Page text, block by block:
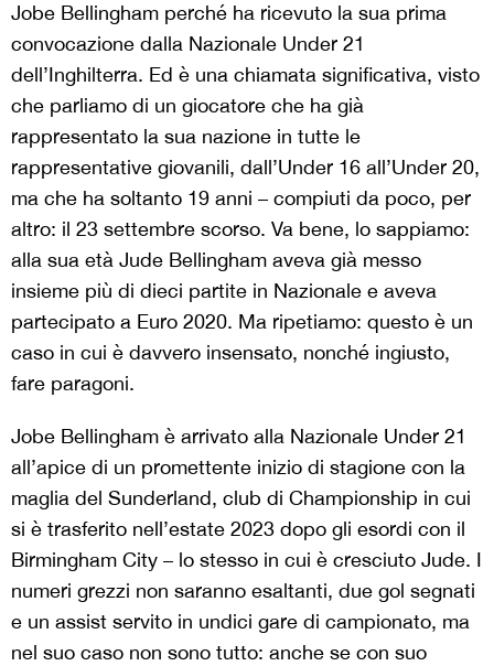
Jobe Bellingham perché ha ricevuto la sua prima
convocazione dalla Nazionale Under 21
dell’Inghilterra. Ed è una chiamata significativa, visto
che parliamo di un giocatore che ha già
rappresentato la sua nazione in tutte le
rappresentative giovanili, dall’Under 16 all’Under 20,
ma che ha soltanto 19 anni – compiuti da poco, per
altro: il 23 settembre scorso. Va bene, lo sappiamo:
alla sua età Jude Bellingham aveva già messo
insieme più di dieci partite in Nazionale e aveva
partecipato a Euro 2020. Ma ripetiamo: questo è un
caso in cui è davvero insensato, nonché ingiusto,
fare paragoni.
Jobe Bellingham è arrivato alla Nazionale Under 21
all’apice di un promettente inizio di stagione con la
maglia del Sunderland, club di Championship in cui
si è trasferito nell’estate 2023 dopo gli esordi con il
Birmingham City – lo stesso in cui è cresciuto Jude. I
numeri grezzi non saranno esaltanti, due gol segnati
e un assist servito in undici gare di campionato, ma
nel suo caso non sono tutto: anche se con suo